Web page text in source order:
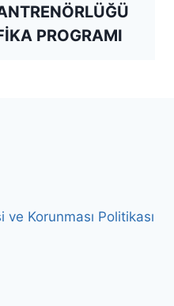
PROGRAMI
Korunması Politikası